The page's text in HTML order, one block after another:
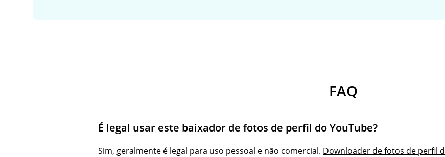
FAQ
É legal usar este baixador de fotos de perfil do YouTube?
Sim, geralmente é legal para uso pessoal e não comercial. Downloader de fotos de perfil